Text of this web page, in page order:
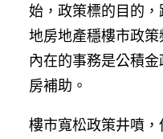
始，政策標的目的
地房地產穩樓市政
內在的事務是公積
房補助。
樓市寬松政策井噴